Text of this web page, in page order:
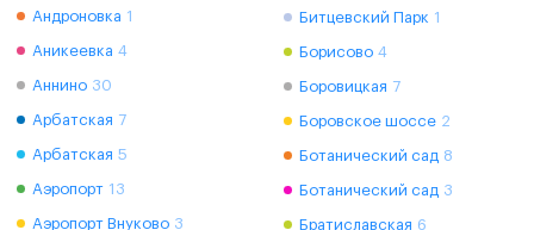
Андроновка 1
Аникеевка 4
Аннино 30
Арбатская 7
Арбатская 5
Аэропорт 13
Аэропорт Внуково 3
Битцевский Парк 1
Борисово 4
Боровицкая 7
Боровское шоссе 2
Ботанический сад 8
Ботанический сад 3
Братиславская 6